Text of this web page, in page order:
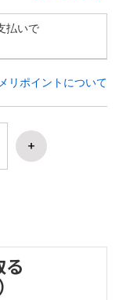
払いで
リポイントについて
る